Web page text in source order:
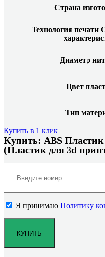
Страна
Технология печати
Диаметр
Цвет
Тип
Купить в 1 клик
Купить: ABS
(Пластик для 3d
Я принимаю Политику